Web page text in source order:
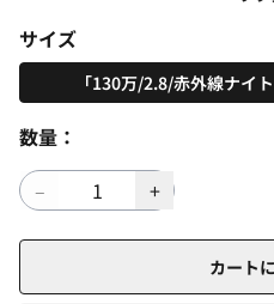
サイズ
「130万/2.8/赤外線ナイ
数量：
カート